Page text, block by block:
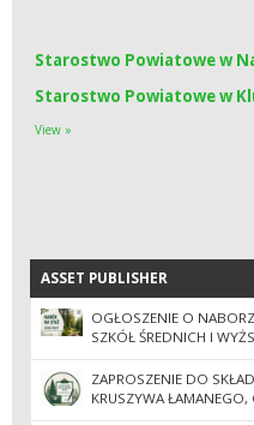
Starostwo Powiatowe w
Starostwo Powiatowe w
View »
ASSET PUBLISHER
ASSET PUBLISHER
OGŁOSZENIE O
SZKÓŁ ŚREDNICH I
ZAPROSZENIE DO
KRUSZYWA